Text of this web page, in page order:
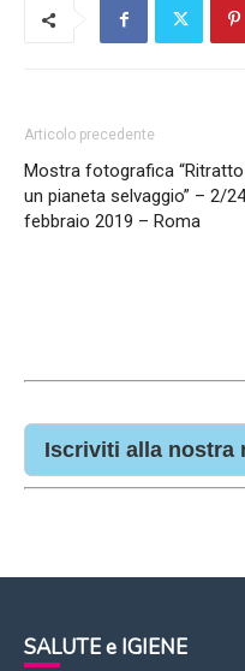
Articolo precedente
Mostra fotografica
un pianeta selvaggio” – 2/24
febbraio 2019 – Roma
Iscriviti alla nostra
SALUTE e IGIENE